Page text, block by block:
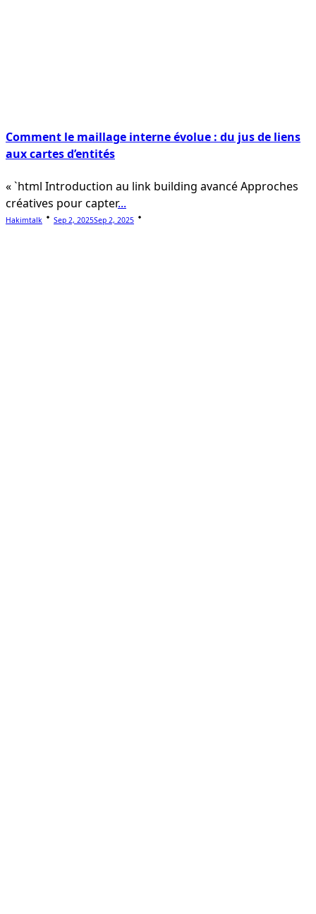
Comment le maillage interne évolue : du jus de liens
aux cartes d’entités
« `html Introduction au link building avancé Approches
créatives pour capter...
Hakimtalk Sep 2, 2025Sep 2, 2025